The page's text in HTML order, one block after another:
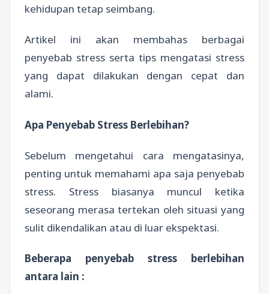
kehidupan tetap seimbang.
Artikel ini akan membahas berbagai
penyebab stress serta tips mengatasi stress
yang dapat dilakukan dengan cepat dan
alami.
Apa Penyebab Stress Berlebihan?
Sebelum mengetahui cara mengatasinya,
penting untuk memahami apa saja penyebab
stress. Stress biasanya muncul ketika
seseorang merasa tertekan oleh situasi yang
sulit dikendalikan atau di luar ekspektasi.
Beberapa penyebab stress berlebihan
antara lain :